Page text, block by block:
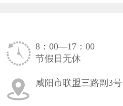
8：00—17：00
节假日无休
咸阳市联盟三路副3号